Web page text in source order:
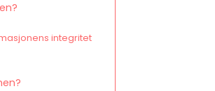
integritet